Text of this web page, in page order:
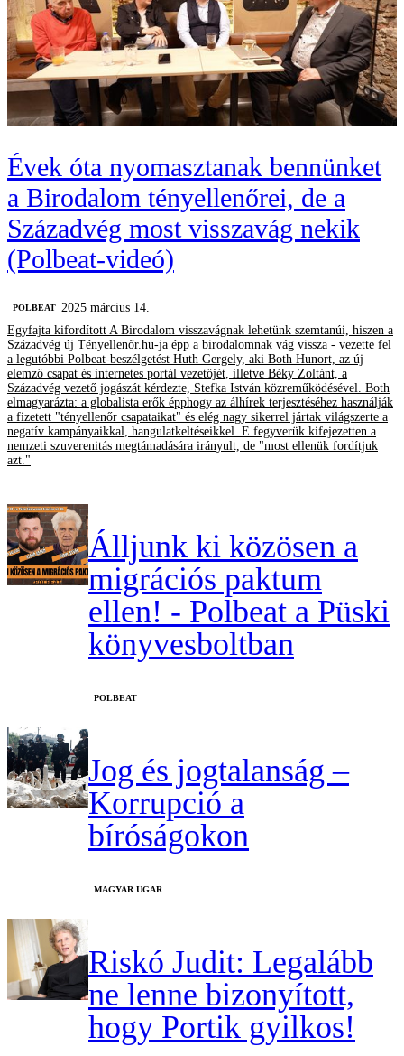
Évek óta nyomasztanak bennünket
a Birodalom tényellenőrei, de a
Századvég most visszavág nekik
(Polbeat-videó)
‎POLBEAT
2025 március 14.
Egyfajta kifordított A Birodalom visszavágnak lehetünk szemtanúi, hiszen a
Századvég új Tényellenőr.hu-ja épp a birodalomnak vág vissza - vezette fel
a legutóbbi Polbeat-beszélgetést Huth Gergely, aki Both Hunort, az új
elemző csapat és internetes portál vezetőjét, illetve Béky Zoltánt, a
Századvég vezető jogászát kérdezte, Stefka István közreműködésével. Both
elmagyarázta: a globalista erők épphogy az álhírek terjesztéséhez használják
a fizetett "tényellenőr csapataikat" és elég nagy sikerrel jártak világszerte a
negatív kampányaikkal, hangulatkeltéseikkel. E fegyverük kifejezetten a
nemzeti szuverenitás megtámadására irányult, de "most ellenük fordítjuk
azt."
Álljunk ki közösen a
migrációs paktum
ellen! - Polbeat a Püski
könyvesboltban
‎POLBEAT
Jog és jogtalanság –
Korrupció a
bíróságokon
MAGYAR UGAR
Riskó Judit: Legalább
ne lenne bizonyított,
hogy Portik gyilkos!